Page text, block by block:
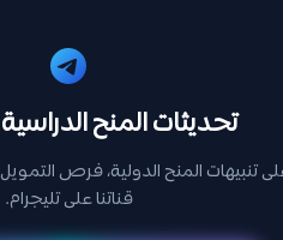
تحديثات المنح
تنبيهات المنح الدولية، فرص
قناتنا على تليجرام.